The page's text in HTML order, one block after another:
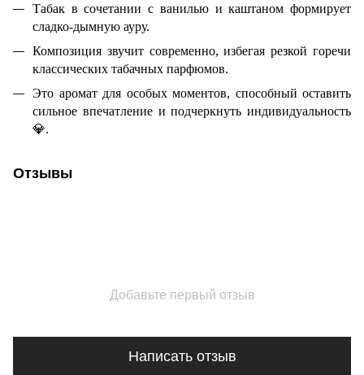
Табак в сочетании с ванилью и каштаном формирует
сладко-дымную ауру.
Композиция звучит современно, избегая резкой горечи
классических табачных парфюмов.
Это аромат для особых моментов, способный оставить
сильное впечатление и подчеркнуть индивидуальность
💎.
Отзывы
Добавьте первый отзыв
Написать отзыв